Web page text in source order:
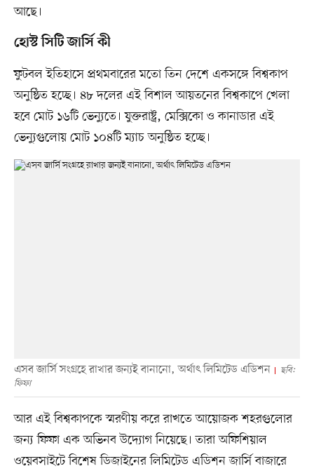
আছে।
হোস্ট সিটি জার্সি কী
ফুটবল ইতিহাসে প্রথমবারের মতো তিন দেশে একসঙ্গে বিশ্বকাপ
অনুষ্ঠিত হচ্ছে। ৪৮ দলের এই বিশাল আয়তনের বিশ্বকাপে খেলা
হবে মোট ১৬টি ভেন্যুতে। যুক্তরাষ্ট্র, মেক্সিকো ও কানাডার এই
ভেন্যুগুলোয় মোট ১০৪টি ম্যাচ অনুষ্ঠিত হচ্ছে।
এসব জার্সি সংগ্রহে রাখার জন্যই বানানো, অর্থাৎ লিমিটেড এডিশন
ছবি:
ফিফা
আর এই বিশ্বকাপকে স্মরণীয় করে রাখতে আয়োজক শহরগুলোর
জন্য ফিফা এক অভিনব উদ্যোগ নিয়েছে। তারা অফিশিয়াল
ওয়েবসাইটে বিশেষ ডিজাইনের লিমিটেড এডিশন জার্সি বাজারে